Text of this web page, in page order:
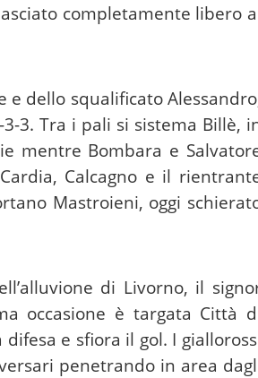
completamente libero
e dello squalificato
3. Tra i pali si sistema Billè,
mentre Bombara e
Calcagno e il
Mastroieni, oggi
di Livorno, il
occasione è targata Città
e sfiora il gol. I
penetrando in area